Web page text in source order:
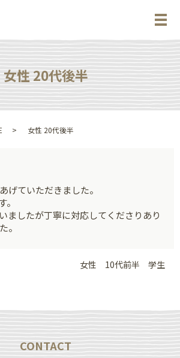
メ
女性 20代後半
女性 20代後半
げていただきました。
ましたが丁寧に対応してくださりあり
。
女性 10代前半 学生
CONTACT